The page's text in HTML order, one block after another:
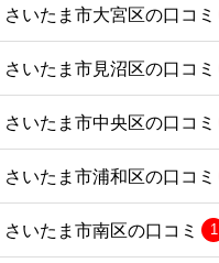
さいたま市大宮区の口コミ
さいたま市見沼区の口コミ
さいたま市中央区の口コミ
さいたま市浦和区の口コミ
さいたま市南区の口コミ 1